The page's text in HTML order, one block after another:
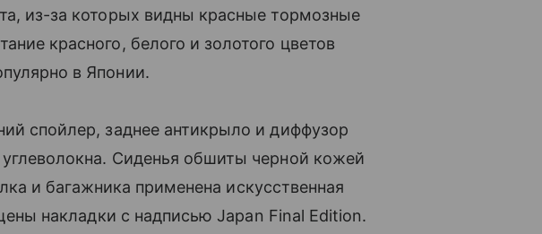
из-за которых видны красные тормозные
красного, белого и золотого цветов
в Японии.
спойлер, заднее антикрыло и диффузор
углеволокна. Сиденья обшиты черной кожей
и багажника применена искусственная
накладки с надписью Japan Final Edition.